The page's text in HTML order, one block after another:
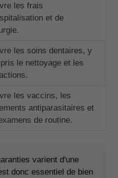
les frais
et de
les soins dentaires, y
le nettoyage et les
les vaccins, les
antiparasitaires et
de routine.
varient d'une
donc essentiel de bien